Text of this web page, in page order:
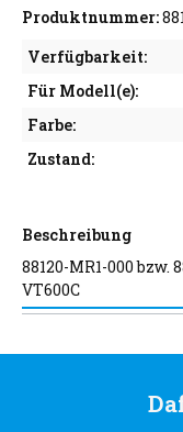
Produktnummer:
Verfügbarkeit:
Für Modell(e):
Farbe:
Zustand:
Beschreibung
88120-MR1-000 bzw.
VT600C